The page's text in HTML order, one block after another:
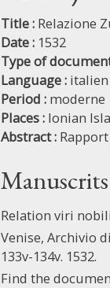
Title : Relazione
Date : 1532
Type of
Language : italien
Period : moderne
Places : Ionian
Abstract :
Manuscrits
Relation viri
Venise, Archivio
133v-134v. 1532.
Find the